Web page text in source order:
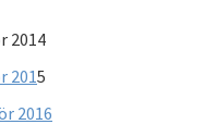
2014
2015
2016